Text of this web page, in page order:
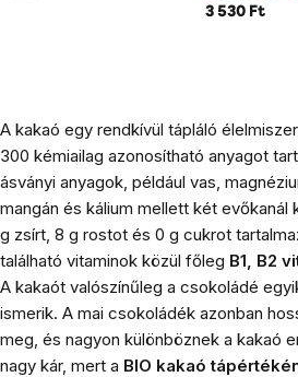
3 530 Ft
A kakaó egy rendkívül tápláló
300 kémiailag azonosítható anyagot
ásványi anyagok, például vas,
mangán és kálium mellett két evőkanál
g zsírt, 8 g rostot és 0 g cukrot
található vitaminok közül főleg B1, B2
A kakaót valószínűleg a csokoládé
ismerik. A mai csokoládék azonban
meg, és nagyon különböznek a kakaó
nagy kár, mert a BIO kakaó